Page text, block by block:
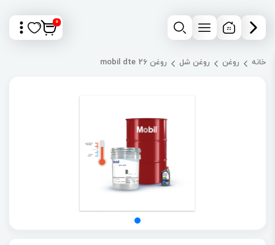
0
خانه روغن روغن شل روغن mobil dte 26